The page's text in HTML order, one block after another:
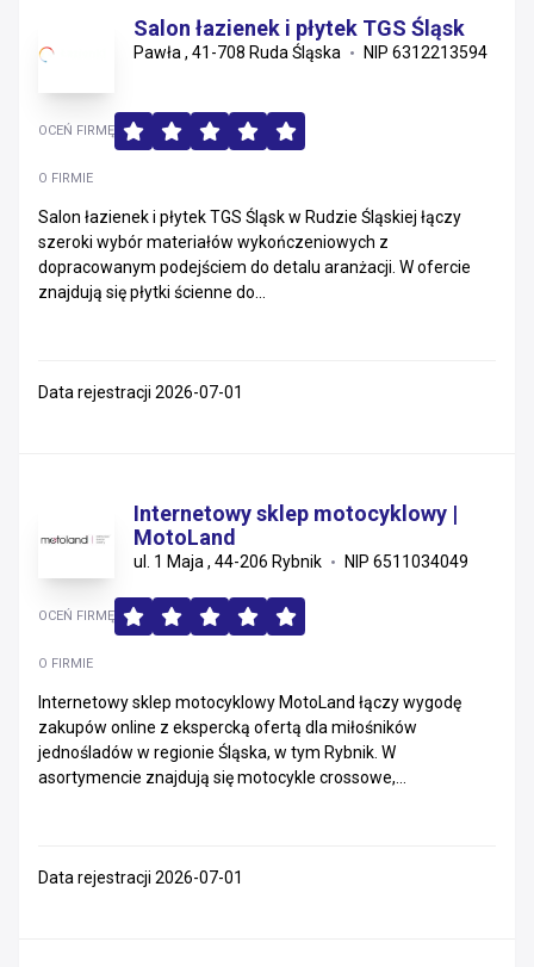
Podlaskie
Lubelskie
Salon łazienek i płytek TGS Śląsk
Pawła , 41-708 Ruda Śląska NIP 6312213594
O FIRMIE
Salon łazienek i płytek TGS Śląsk w Rudzie Śląskiej łączy
szeroki wybór materiałów wykończeniowych z
dopracowanym podejściem do detalu aranżacji. W ofercie
znajdują się płytki ścienne do...
OCEŃ FIRMĘ
Data rejestracji 2026-07-01
Internetowy sklep motocyklowy |
MotoLand
ul. 1 Maja , 44-206 Rybnik NIP 6511034049
O FIRMIE
Internetowy sklep motocyklowy MotoLand łączy wygodę
zakupów online z ekspercką ofertą dla miłośników
jednośladów w regionie Śląska, w tym Rybnik. W
asortymencie znajdują się motocykle crossowe,...
OCEŃ FIRMĘ
Data rejestracji 2026-07-01